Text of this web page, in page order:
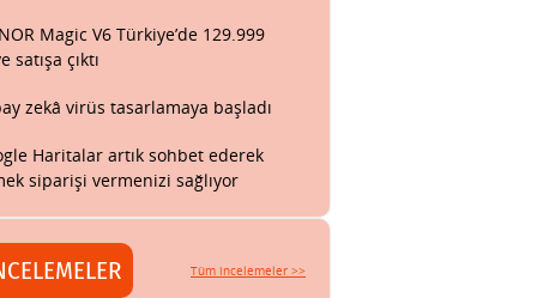
Magic V6 Türkiye’de 129.999
satışa çıktı
zekâ virüs tasarlamaya başladı
Haritalar artık sohbet ederek
siparişi vermenizi sağlıyor
Tüm incelemeler >>